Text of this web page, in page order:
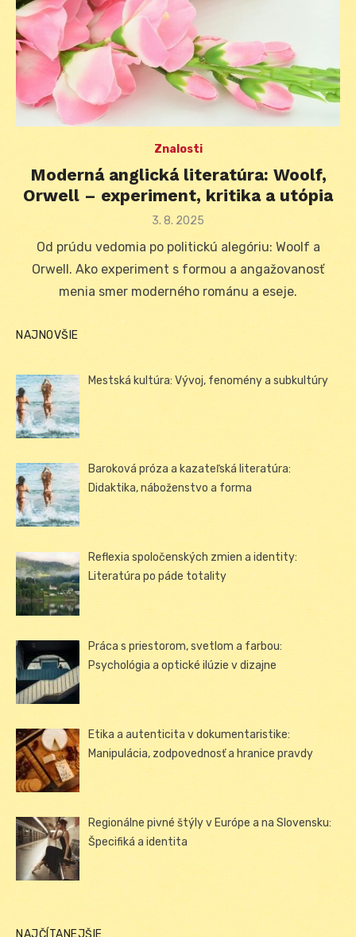
Znalosti
Moderná anglická literatúra: Woolf,
Orwell – experiment, kritika a utópia
Posted
3. 8. 2025
Od prúdu vedomia po politickú alegóriu: Woolf a
Orwell. Ako experiment s formou a angažovanosť
menia smer moderného románu a eseje.
NAJNOVŠIE
Mestská kultúra: Vývoj, fenomény a subkultúry
Baroková próza a kazateľská literatúra:
Didaktika, náboženstvo a forma
Reflexia spoločenských zmien a identity:
Literatúra po páde totality
Práca s priestorom, svetlom a farbou:
Psychológia a optické ilúzie v dizajne
Etika a autenticita v dokumentaristike:
Manipulácia, zodpovednosť a hranice pravdy
Regionálne pivné štýly v Európe a na Slovensku:
Špecifiká a identita